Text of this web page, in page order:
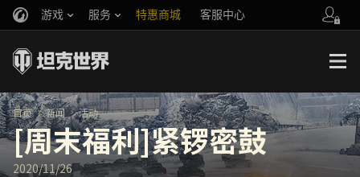
游戏 服务 特惠商城 客服中心
你好，吾久
万圣节
《以战止战》
官方自媒体
首页 新闻 活动
[周末福利]紧锣密鼓
2020/11/26